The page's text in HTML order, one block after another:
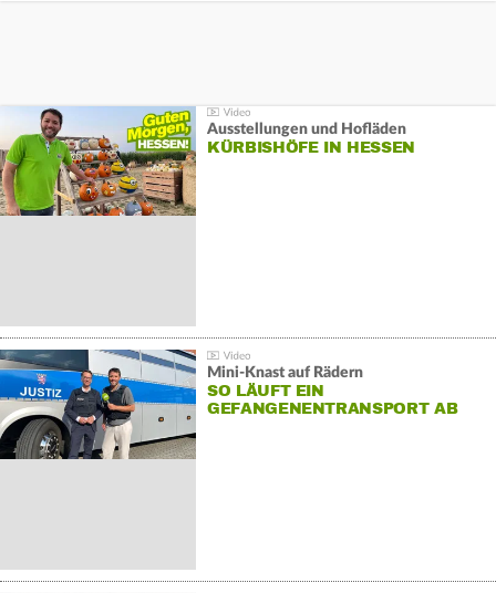
Ausstellungen und Hofläden
KÜRBISHÖFE IN HESSEN
Mini-Knast auf Rädern
SO LÄUFT EIN
GEFANGENENTRANSPORT AB